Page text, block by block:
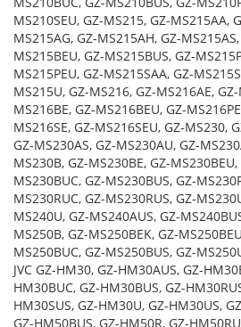
MS210SEU, GZ-MS215, GZ-MS215AA,
MS215AG, GZ-MS215AH, GZ-
MS215BEU, GZ-MS215BUS, GZ-
MS215PEU, GZ-MS215SAA, GZ-
MS215U, GZ-MS216, GZ-MS216AE,
MS216BE, GZ-MS216BEU, GZ-
MS216SE, GZ-MS216SEU, GZ-MS230,
GZ-MS230AS, GZ-MS230AU, GZ-
MS230B, GZ-MS230BE, GZ-
MS230BUC, GZ-MS230BUS, GZ-
MS230RUC, GZ-MS230RUS, GZ-
MS240U, GZ-MS240AUS, GZ-
MS250B, GZ-MS250BEK, GZ-
MS250BUC, GZ-MS250BUS, GZ-
JVC GZ-HM30, GZ-HM30AUS, GZ-
HM30BUC, GZ-HM30BUS, GZ-
HM30SUS, GZ-HM30U, GZ-HM30US,
GZ-HM50BUS, GZ-HM50R, GZ-